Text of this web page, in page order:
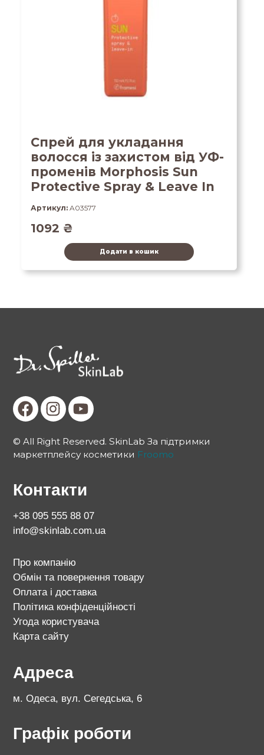
Спрей для укладання
волосся із захистом від УФ-
променів Morphosis Sun
Protective Spray & Leave In
Артикул: A03577
1092 ₴
Додати в кошик
© All Right Reserved. SkinLab За підтримки
маркетплейсу косметики Froomo
Контакти
+38 095 555 88 07
info@skinlab.com.ua
Про компанію
Обмін та повернення товару
Оплата і доставка
Політика конфіденційності
Угода користувача
Карта сайту
Адреса
м. Одеса, вул. Сегедська, 6
Графік роботи